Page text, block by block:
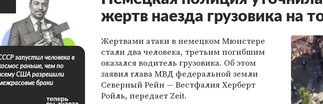
жертв наезда грузовика на
Жертвами атаки в немецком Мюнстере
стали два человека, третьим погибшим
оказался водитель грузовика. Об этом
заявил главаМВД федеральной земли
Северный Рейн — Вестфалия Херберт
Ройль, передает Zeit.
запустил человека в
раньше, чем по
США разрешили
браки